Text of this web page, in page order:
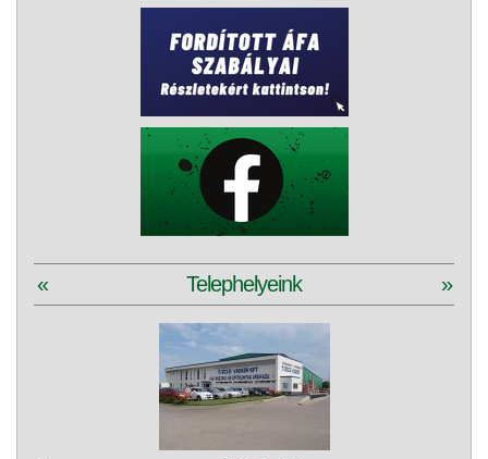
Telephelyeink
« »